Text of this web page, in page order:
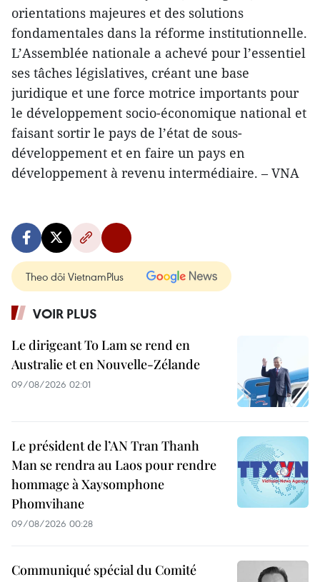
orientations majeures et des solutions
fondamentales dans la réforme institutionnelle.
L’Assemblée nationale a achevé pour l’essentiel
ses tâches législatives, créant une base
juridique et une force motrice importants pour
le développement socio-économique national et
faisant sortir le pays de l’état de sous-
développement et en faire un pays en
développement à revenu intermédiaire. – VNA
Theo dõi VietnamPlus
VOIR PLUS
Le dirigeant To Lam se rend en
Australie et en Nouvelle-Zélande
09/08/2026 02:01
Le président de l’AN Tran Thanh
Man se rendra au Laos pour rendre
hommage à Xaysomphone
Phomvihane
09/08/2026 00:28
Communiqué spécial du Comité